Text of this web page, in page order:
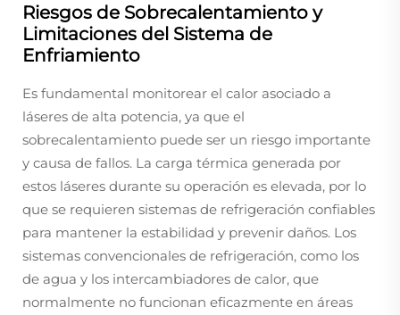
Riesgos de Sobrecalentamiento y
Limitaciones del Sistema de
Enfriamiento
Es fundamental monitorear el calor asociado a
láseres de alta potencia, ya que el
sobrecalentamiento puede ser un riesgo importante
y causa de fallos. La carga térmica generada por
estos láseres durante su operación es elevada, por lo
que se requieren sistemas de refrigeración confiables
para mantener la estabilidad y prevenir daños. Los
sistemas convencionales de refrigeración, como los
de agua y los intercambiadores de calor, que
normalmente no funcionan eficazmente en áreas